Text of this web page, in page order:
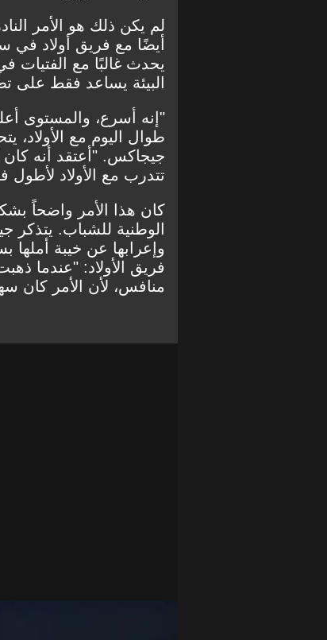
لم يكن ذلك هو الأمر
أيضًا مع فريق أولاد في
يحدث غالبًا مع الفتيات
البيئة يساعد فقط على
"إنه أسرع، والمستوى
طوال اليوم مع
جيجاكس. "أعتقد أنه كان
تتدرب مع الأولاد لأطول
كان هذا الأمر واضحاً
الوطنية للشباب. يتذكر
وإعرابها عن خيبة أملها
فريق الأولاد: "عندما
منافس، لأن الأمر كان